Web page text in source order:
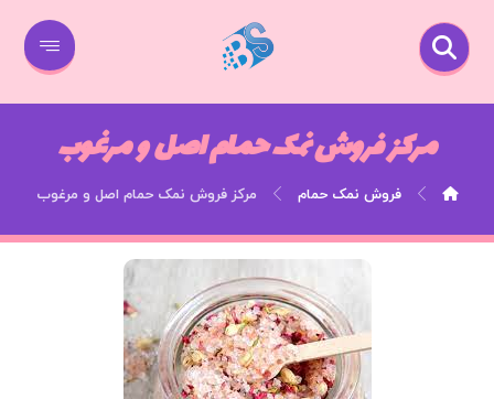
مرکز فروش نمک حمام اصل و مرغوب
فروش نمک حمام مرکز فروش نمک حمام اصل و مرغوب